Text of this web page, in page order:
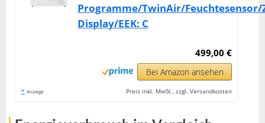
Programme/TwinAir/
Display/EEK: C
499,00 €
Bei Amazon ansehen
* Anzeige Preis inkl. MwSt., zzgl. Versandkosten